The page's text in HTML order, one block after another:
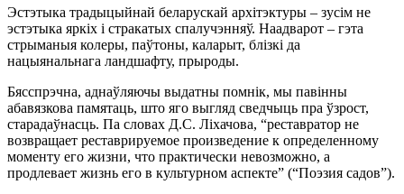
Эстэтыка традыцыйнай беларускай архітэктуры – зусім не
эстэтыка яркіх і стракатых спалучэнняў. Наадварот – гэта
стрыманыя колеры, паўтоны, каларыт, блізкі да
нацыянальнага ландшафту, прыроды.
Бясспрэчна, аднаўляючы выдатны помнік, мы павінны
абавязкова памятаць, што яго выгляд сведчыць пра ўзрост,
старадаўнасць. Па словах Д.С. Ліхачова, “реставратор не
возвращает реставрируемое произведение к определенному
моменту его жизни, что практически невозможно, а
продлевает жизнь его в культурном аспекте” (“Поэзия садов”).